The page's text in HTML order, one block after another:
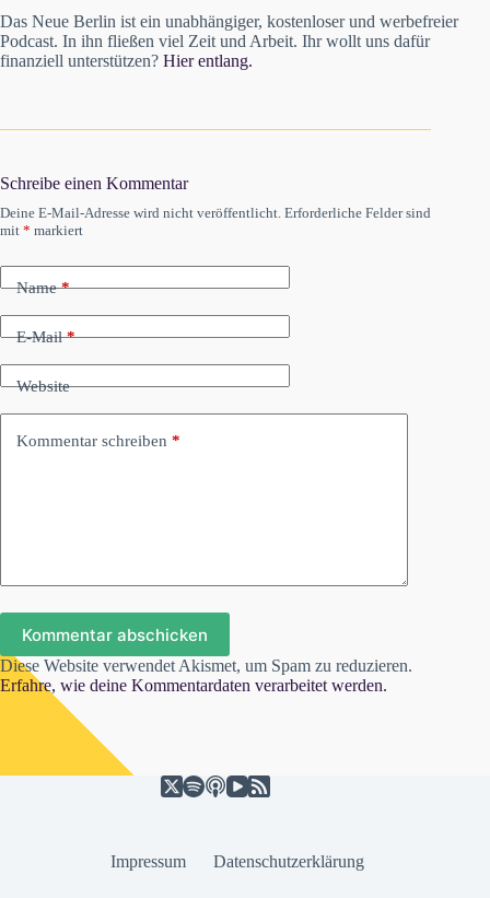
Das Neue Berlin ist ein unabhängiger, kostenloser und werbefreier
Podcast. In ihn fließen viel Zeit und Arbeit. Ihr wollt uns dafür
finanziell unterstützen? Hier entlang.
Schreibe einen Kommentar
Deine E-Mail-Adresse wird nicht veröffentlicht. Erforderliche Felder sind
mit * markiert
Name*
E-Mail*
Website
Kommentar schreiben *
Kommentar abschicken
Diese Website verwendet Akismet, um Spam zu reduzieren.
Erfahre, wie deine Kommentardaten verarbeitet werden.
Impressum Datenschutzerklärung